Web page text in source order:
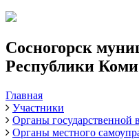
Сосногорск
Республики Коми
Главная
Участники
Органы государственной
Органы местного